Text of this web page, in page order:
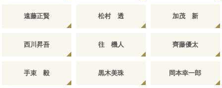
遠藤正賢 松村 透 加茂 新
西川昇吾 往 機人 齊藤優太
手束 毅 黒木美珠 岡本幸一郎